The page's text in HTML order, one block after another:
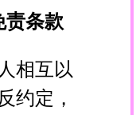
责条款
相互以
约定，